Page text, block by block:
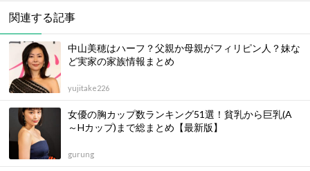
関連する記事
中山美穂はハーフ？父親か母親がフィリピン人？妹な
ど実家の家族情報まとめ
yujitake226
女優の胸カップ数ランキング51選！貧乳から巨乳(A
～Hカップ)まで総まとめ【最新版】
gurung